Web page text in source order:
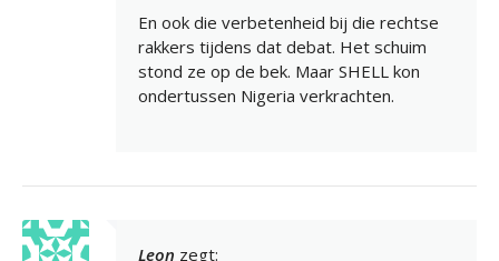
En ook die verbetenheid bij die rechtse
rakkers tijdens dat debat. Het schuim
stond ze op de bek. Maar SHELL kon
ondertussen Nigeria verkrachten.
Leon zegt: